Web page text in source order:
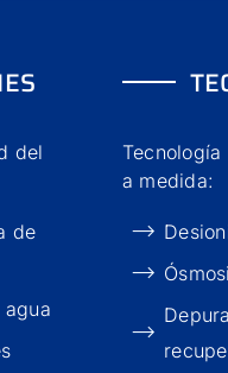
del
de
agua
a medida: